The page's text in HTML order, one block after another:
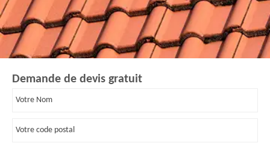
Demande de devis gratuit